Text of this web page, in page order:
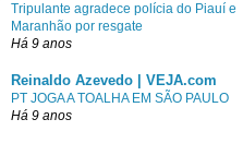
Tripulante agradece polícia do Piauí e
Maranhão por resgate
Há 9 anos
Reinaldo Azevedo | VEJA.com
PT JOGA A TOALHA EM SÃO PAULO
Há 9 anos